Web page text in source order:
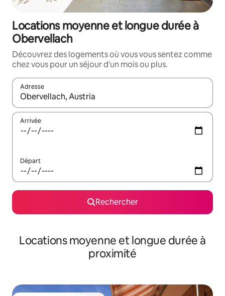
Locations moyenne et longue durée à
Obervellach
Découvrez des logements où vous vous sentez comme
chez vous pour un séjour d'un mois ou plus.
Adresse
Lorsque les résultats s'affichent, utilisez les flèches vers le
Arrivée
Départ
Rechercher
Locations moyenne et longue durée à
proximité